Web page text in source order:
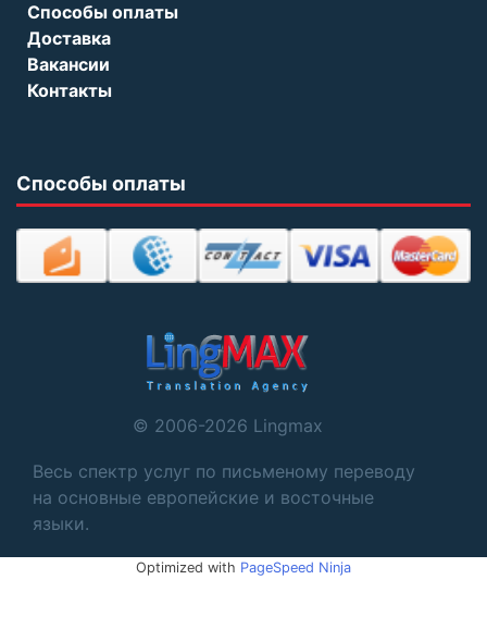
Способы оплаты
Доставка
Вакансии
Контакты
Способы оплаты
© 2006-2026 Lingmax
Весь спектр услуг по письменому переводу
на основные европейские и восточные
языки.
Optimized with PageSpeed Ninja